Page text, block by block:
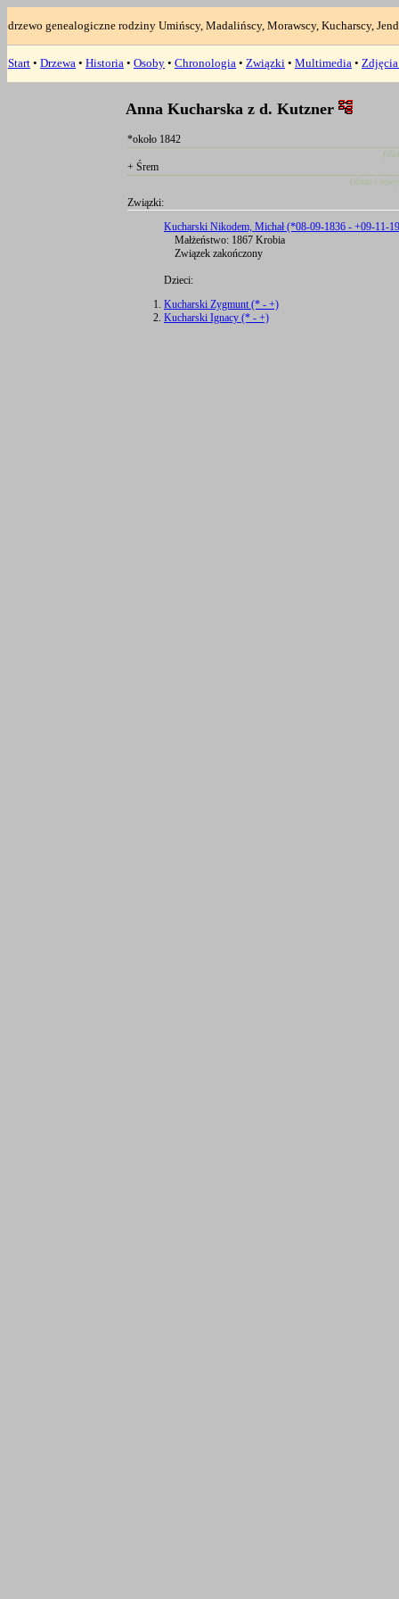
drzewo genealogiczne rodziny Umińscy, Madalińscy, Morawscy, Kucharscy,
Start • Drzewa • Historia • Osoby • Chronologia • Związki • Multimedia •
Anna Kucharska z d. Kutzner
*około 1842
+ Śrem
(data i
Związki:
Kucharski Nikodem, Michał (*08-09-1836 - +09-11-
Małżeństwo: 1867 Krobia
Związek zakończony
Dzieci:
Kucharski Zygmunt (* - +)
Kucharski Ignacy (* - +)